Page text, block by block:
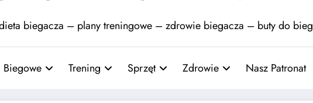
biegacza – plany treningowe – zdrowie biegacza – buty do
Biegowe Trening Sprzęt Zdrowie Nasz Patronat